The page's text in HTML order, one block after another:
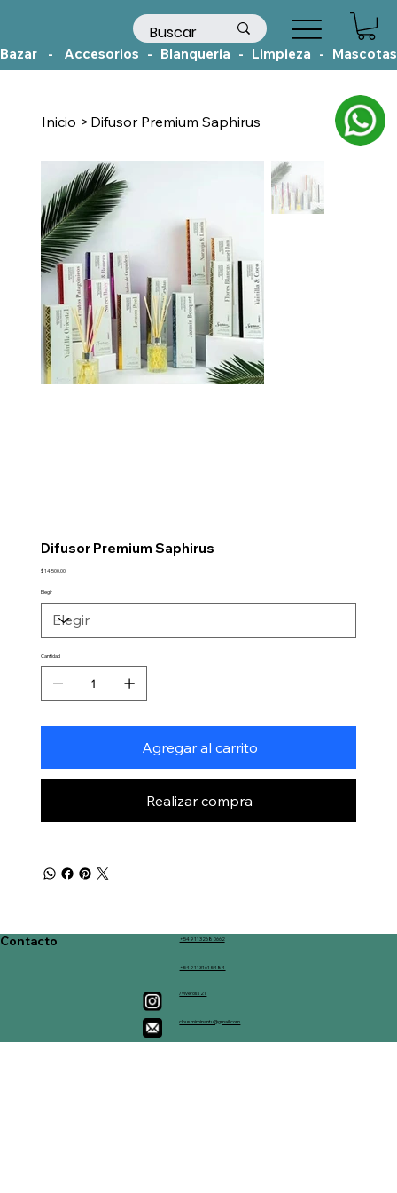
Bazar    -    Accesorios   -   Blanqueria   -   Limpieza   -
Inicio > Difusor Premium Saphirus
Difusor Premium Saphirus
Precio
$ 14.500,00
Elegir
Cantidad
Agregar al carrito
Realizar compra
+54 9 113268 0662
+54 9 113161 5484
/viveross21
clousmiminantu@gmail.com
Contacto